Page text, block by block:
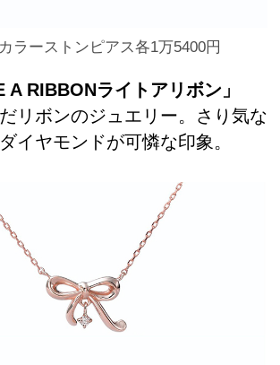
ラーストンピアス各1万5400円
A RIBBONライトアリボン」
リボンのジュエリー。さり気な
イヤモンドが可憐な印象。